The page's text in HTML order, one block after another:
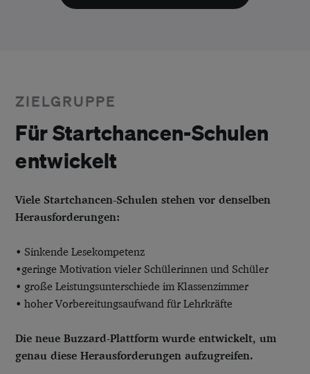
ZIELGRUPPE
Für Startchancen-Schulen
entwickelt
Viele Startchancen-Schulen stehen vor denselben
Herausforderungen:
• Sinkende Lesekompetenz
•geringe Motivation vieler Schülerinnen und Schüler
• große Leistungsunterschiede im Klassenzimmer
• hoher Vorbereitungsaufwand für Lehrkräfte
Die neue Buzzard-Plattform wurde entwickelt, um
genau diese Herausforderungen aufzugreifen.